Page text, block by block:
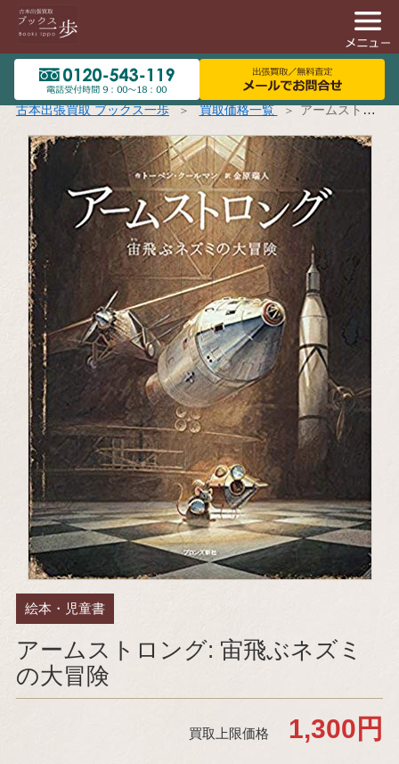
古本出張買取 ブックス一歩 買取価格一覧 アームストロング: 宙飛ぶネズミの大冒険
絵本・児童書
アームストロング: 宙飛ぶネズミ
の大冒険
買取上限価格 1,300円